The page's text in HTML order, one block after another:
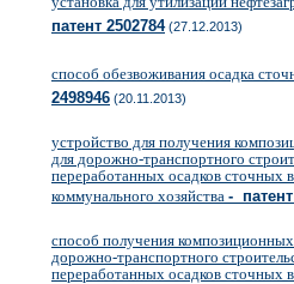
патент 2502784(27.12.2013)
способ обезвоживания осадка
2498946 (20.11.2013)
устройство для получения
для дорожно-транспортного
переработанных осадков сточных
коммунального хозяйства -
способ получения
дорожно-транспортного
переработанных осадков сточных